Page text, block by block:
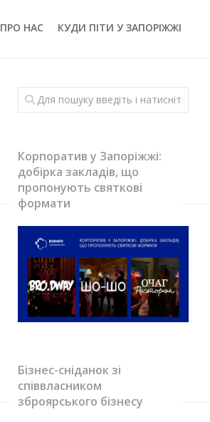
ПРО НАС КУДИ ПІТИ У ЗАПОРІЖЖІ
Корпоратив у Запоріжжі:
добірка закладів, що
пропонують святкові
формати
Бізнес-сніданок зі
співвласником
зброярського бізнесу